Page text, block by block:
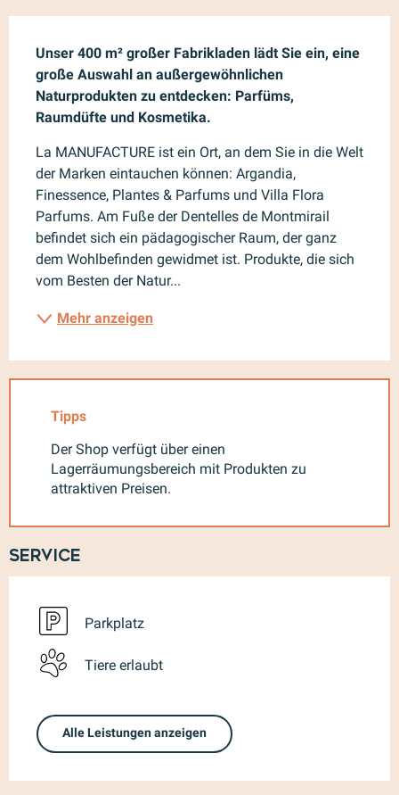
Unser 400 m² großer Fabrikladen lädt Sie ein, eine
große Auswahl an außergewöhnlichen
Naturprodukten zu entdecken: Parfüms,
Raumdüfte und Kosmetika.
La MANUFACTURE ist ein Ort, an dem Sie in die Welt
der Marken eintauchen können: Argandia,
Finessence, Plantes & Parfums und Villa Flora
Parfums. Am Fuße der Dentelles de Montmirail
befindet sich ein pädagogischer Raum, der ganz
dem Wohlbefinden gewidmet ist. Produkte, die sich
vom Besten der Natur...
Mehr anzeigen
Tipps
Der Shop verfügt über einen
Lagerräumungsbereich mit Produkten zu
attraktiven Preisen.
Service
Parkplatz
Tiere erlaubt
Alle Leistungen anzeigen